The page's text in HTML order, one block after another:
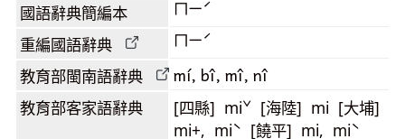
國語辭典簡編本 ㄇㄧˊ
重編國語辭典 ㄇㄧˊ
教育部閩南語辭典 mí, bî, mî, nî
教育部客家語辭典
[四縣] miˇ [海陸] mi [大埔]
mi+, miˋ [饒平] mi, miˋ